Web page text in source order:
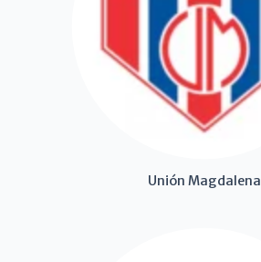
Unión Magdalena